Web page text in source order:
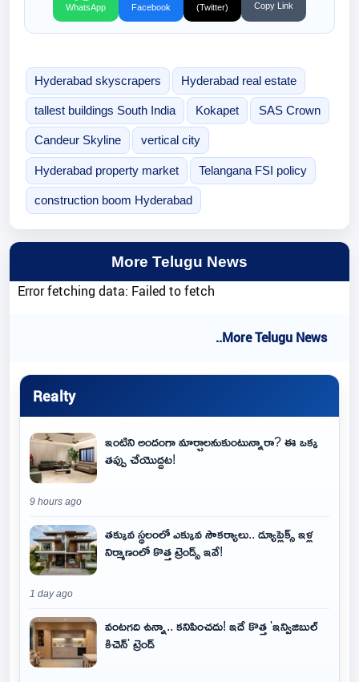
WhatsApp Facebook (Twitter) Copy Link
Hyderabad skyscrapers Hyderabad real estate
tallest buildings South India Kokapet SAS Crown
Candeur Skyline vertical city
Hyderabad property market Telangana FSI policy
construction boom Hyderabad
More Telugu News
Error fetching data: Failed to fetch
..More Telugu News
Realty
ఇంటిని అందంగా మార్చాలనుకుంటున్నారా? ఈ ఒక్క
తప్పు చేయొద్దట!
9 hours ago
తక్కువ స్థలంలో ఎక్కువ సౌకర్యాలు.. డ్యూప్లెక్స్ ఇళ్ల
నిర్మాణంలో కొత్త ట్రెండ్స్ ఇవే!
1 day ago
వంటగది ఉన్నా.. కనిపించదు! ఇదే కొత్త 'ఇన్విజిబుల్
కిచెన్' ట్రెండ్